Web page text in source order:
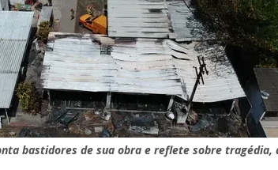
bastidores de sua obra e reflete sobre tragédia,